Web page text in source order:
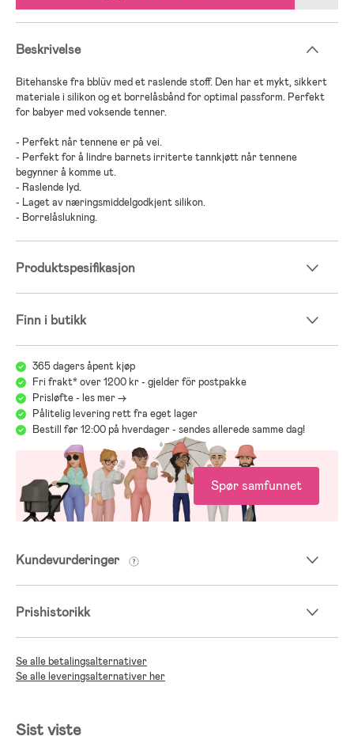
Beskrivelse
Bitehanske fra bblüv med et raslende stoff. Den har et mykt, sikkert
materiale i silikon og et borrelåsbånd for optimal passform. Perfekt
for babyer med voksende tenner.
- Perfekt når tennene er på vei.
- Perfekt for å lindre barnets irriterte tannkjøtt når tennene
begynner å komme ut.
- Raslende lyd.
- Laget av næringsmiddelgodkjent silikon.
- Borrelåslukning.
Produktspesifikasjon
Finn i butikk
365 dagers åpent kjøp
Fri frakt* over 1200 kr - gjelder för postpakke
Prisløfte - les mer ->
Pålitelig levering rett fra eget lager
Bestill før 12:00 på hverdager - sendes allerede samme dag!
Spør samfunnet
Kundevurderinger
Prishistorikk
Se alle betalingsalternativer
Se alle leveringsalternativer her
Sist viste